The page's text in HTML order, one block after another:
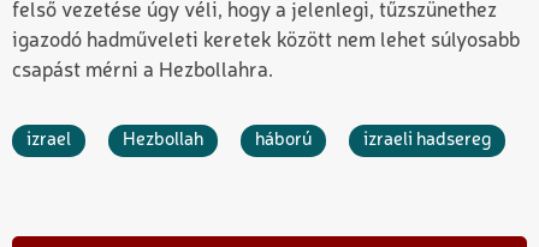
felső vezetése úgy véli, hogy a jelenlegi, tűzszünethez
igazodó hadműveleti keretek között nem lehet súlyosabb
csapást mérni a Hezbollahra.
izrael Hezbollah háború izraeli hadsereg